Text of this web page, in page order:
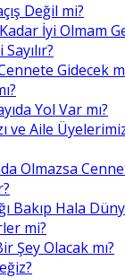
Değil mi?
İyi Olmam
Gidecek
Yol Var mı?
ve Aile
Olmazsa
Bakıp Hala
mi?
Şey Olacak mı?